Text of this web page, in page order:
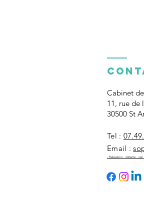
Cabinet
11, rue de
30500 St
Tel :
Email :
- Relaxation - détente -